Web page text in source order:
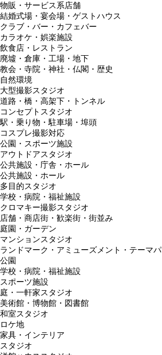
物販・サービス系店舗
結婚式場・宴会場・ゲストハウス
クラブ・バー・カフェバー
カラオケ・娯楽施設
飲食店・レストラン
廃墟・倉庫・工場・地下
教会・寺院・神社・仏閣・歴史
自然環境
大型撮影スタジオ
道路・橋・高架下・トンネル
コンセプトスタジオ
駅・乗り物・駐車場・埠頭
コスプレ撮影対応
公園・スポーツ施設
アウトドアスタジオ
公共施設・庁舎・ホール
公共施設・ホール
多目的スタジオ
学校・病院・福祉施設
クロマキー撮影スタジオ
店舗・商店街・歓楽街・街並み
庭園・ガーデン
マンションスタジオ
ランドマーク・アミューズメント・テーマ
公園
学校・病院・福祉施設
スポーツ施設
庭・一軒家スタジオ
美術館・博物館・図書館
和室スタジオ
ロケ地
家具・インテリア
スタジオ